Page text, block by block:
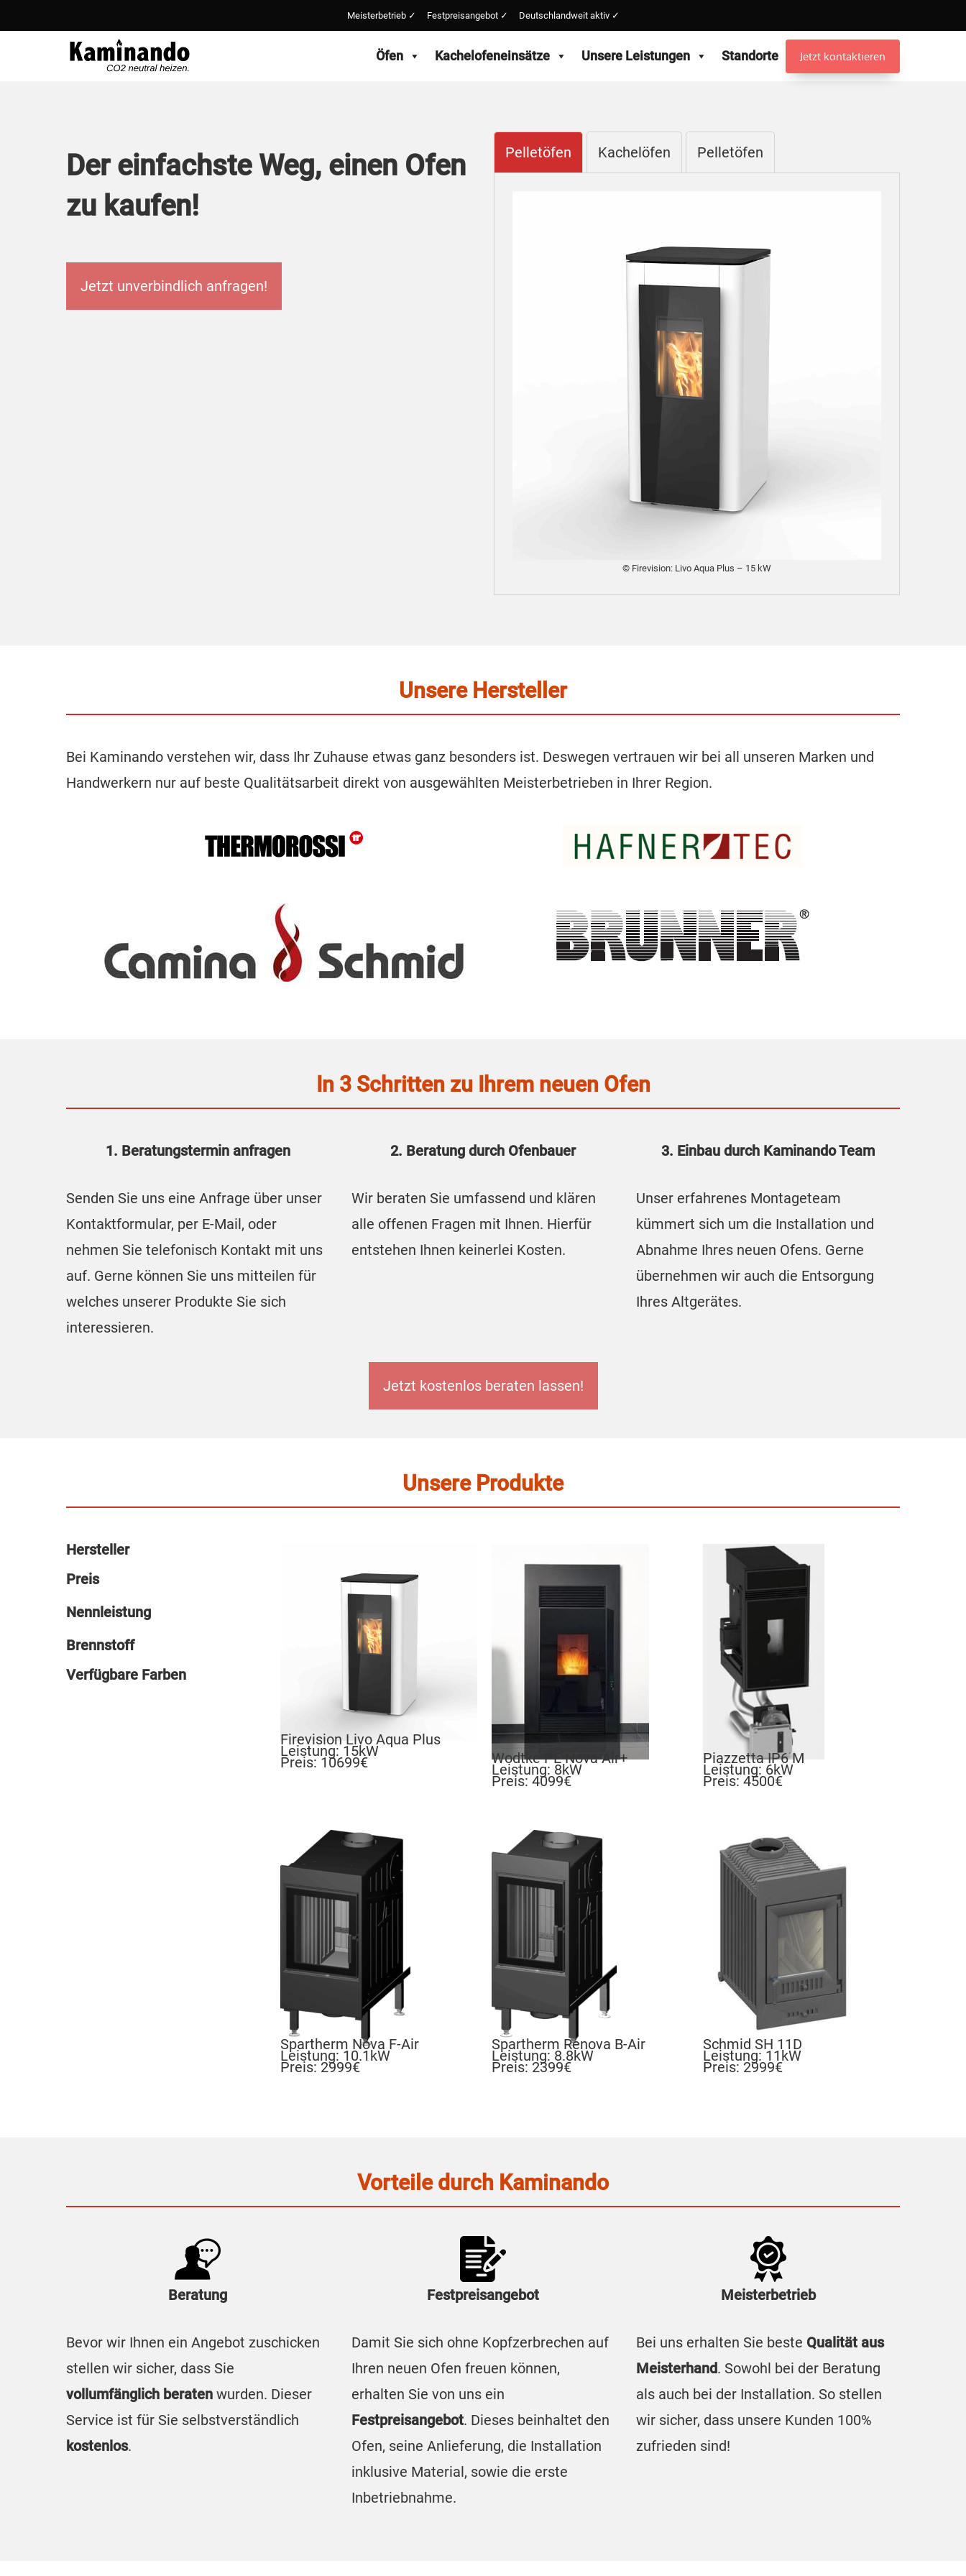
Meisterbetrieb ✓ Festpreisangebot ✓ Deutschlandweit aktiv ✓
Jetzt kontaktieren
Öfen Kachelofeneinsätze Unsere Leistungen Standorte
Der einfachste Weg, einen Ofen
zu kaufen!
Jetzt unverbindlich anfragen!
Pelletöfen Kachelöfen Pelletöfen
© Firevision: Livo Aqua Plus – 15 kW
Unsere Hersteller
Bei Kaminando verstehen wir, dass Ihr Zuhause etwas ganz besonders ist. Deswegen vertrauen wir bei all unseren Marken und
Handwerkern nur auf beste Qualitätsarbeit direkt von ausgewählten Meisterbetrieben in Ihrer Region.
In 3 Schritten zu Ihrem neuen Ofen
1. Beratungstermin anfragen
Senden Sie uns eine Anfrage über unser
Kontaktformular, per E-Mail, oder
nehmen Sie telefonisch Kontakt mit uns
auf. Gerne können Sie uns mitteilen für
welches unserer Produkte Sie sich
interessieren.
2. Beratung durch Ofenbauer
Wir beraten Sie umfassend und klären
alle offenen Fragen mit Ihnen. Hierfür
entstehen Ihnen keinerlei Kosten.
3. Einbau durch Kaminando Team
Unser erfahrenes Montageteam
kümmert sich um die Installation und
Abnahme Ihres neuen Ofens. Gerne
übernehmen wir auch die Entsorgung
Ihres Altgerätes.
Jetzt kostenlos beraten lassen!
Unsere Produkte
Hersteller
Preis
Nennleistung
Brennstoff
Verfügbare Farben
Firevision Livo Aqua Plus
Leistung: 15kW
Preis: 10699€ Wodtke PE Nova Air+
Leistung: 8kW
Preis: 4099€
Piazzetta IP6 M
Leistung: 6kW
Preis: 4500€
Spartherm Nova F-Air
Leistung: 10.1kW
Preis: 2999€
Spartherm Renova B-Air
Leistung: 8.8kW
Preis: 2399€
Schmid SH 11D
Leistung: 11kW
Preis: 2999€
Vorteile durch Kaminando
Beratung
Bevor wir Ihnen ein Angebot zuschicken
stellen wir sicher, dass Sie
vollumfänglich beraten wurden. Dieser
Service ist für Sie selbstverständlich
kostenlos.
Festpreisangebot
Damit Sie sich ohne Kopfzerbrechen auf
Ihren neuen Ofen freuen können,
erhalten Sie von uns ein
Festpreisangebot. Dieses beinhaltet den
Ofen, seine Anlieferung, die Installation
inklusive Material, sowie die erste
Inbetriebnahme.
Meisterbetrieb
Bei uns erhalten Sie beste Qualität aus
Meisterhand. Sowohl bei der Beratung
als auch bei der Installation. So stellen
wir sicher, dass unsere Kunden 100%
zufrieden sind!